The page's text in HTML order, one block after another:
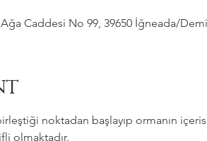
Caddesi No 99, 39650 İğneada/
noktadan başlayıp ormanın
olmaktadır.